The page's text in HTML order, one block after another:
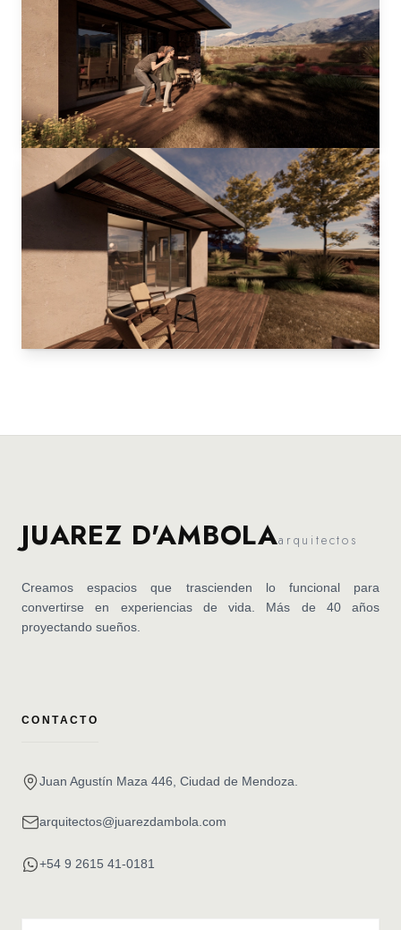
JUAREZ D'AMBOLAarquitectos
Creamos espacios que trascienden lo funcional para
convertirse en experiencias de vida. Más de 40 años
proyectando sueños.
CONTACTO
Juan Agustín Maza 446, Ciudad de Mendoza.
arquitectos@juarezdambola.com
+54 9 2615 41-0181